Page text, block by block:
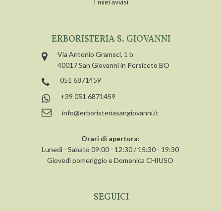
ERBORISTERIA S. GIOVANNI
Via Antonio Gramsci, 1 b
40017 San Giovanni in Persiceto BO
051 6871459
+39 051 6871459
info@erboristeriasangiovanni.it
Orari di apertura:
Lunedì - Sabato 09:00 - 12:30 / 15:30 - 19:30
Giovedì pomeriggio e Domenica CHIUSO
SEGUICI